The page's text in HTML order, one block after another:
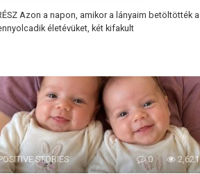
Azon a napon, amikor a lányaim betöltötték a
életévüket, két kifakult
STORIES 0 2,621